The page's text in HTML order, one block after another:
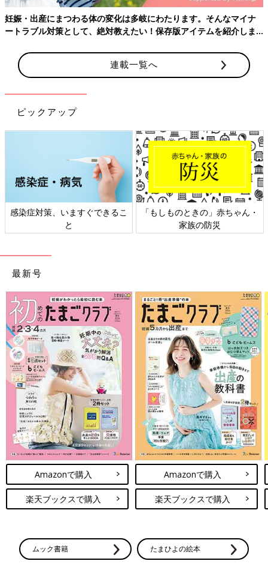
医療法人 田中産婦人科クリニック
福岡市西区
医療法人長野醫院 長野産婦人科クリニック
福岡市城南区
福岡市早良区
医療法人 MALC 松口レディースクリニック
糟屋郡宇美町
糟屋郡志免町
権丈産婦人科医院
医療法人養真堂産婦人科筑紫クリニック
※当サイトへの掲載をご了承いただいた一部産院のみご覧いただ
けます。
※2022年10月時点での情報です。
※本冊子の配布有無について産院へのお問い合わせはご遠慮くだ
さい。
関連：パパと読むたまごクラブ
関連：病院・クリニック検索 福岡県
妊娠・出産にまつわる体の変化は多岐にわたります。そんなマイナ
ートラブル対策として、絶対教えたい！保存版アイテムを紹介しま
連載一覧へ
ピックアップ
感染症対策、いますぐできるこ
と
「もしものときの」赤ちゃん・
家族の防災
最新号
Amazonで購入
楽天ブックスで購入
Amazonで購入
楽天ブックスで購入
ムック書籍 たまひよの絵本